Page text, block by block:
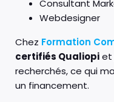
Consultant
Webdesigner
Chez Formation
certifiés Qualiopiet
recherchés, ce qui
un financement.